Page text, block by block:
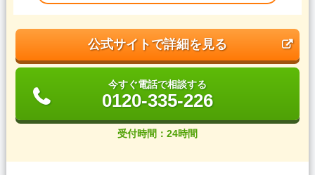
お支払いは現金、各種クレジットカードのほか、口座
振り込みの対応も行っております。
公式サイトで詳細を見る
今すぐ電話で相談する
0120-335-226
受付時間：24時間